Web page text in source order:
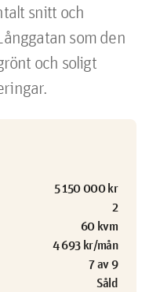
snitt och
som den
och soligt
5 150 000 kr
2
60 kvm
4 693 kr/mån
7 av 9
Såld